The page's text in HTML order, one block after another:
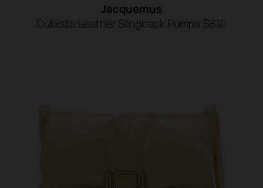
Jacquemus
Cubisto Leather Slingback Pumps $810